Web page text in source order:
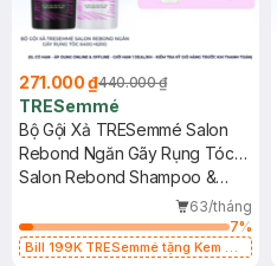
271.000 ₫440.000 ₫
TRESemmé
Bộ Gội Xả TRESemmé Salon
Rebond Ngăn Gãy Rụng Tóc
640g+620g
Salon Rebond Shampoo &
63/tháng
7%
Bill 199K TRESemmé tặng Kem Ủ